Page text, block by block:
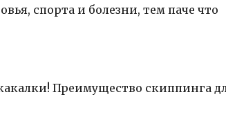
спорта и болезни, тем паче что
Преимущество скиппинга